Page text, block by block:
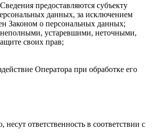
предоставляются субъекту
данных, за исключением
Законом о персональных данных;
неполными, устаревшими, неточными,
своих прав;
Оператора при обработке его
ответственность в соответствии с